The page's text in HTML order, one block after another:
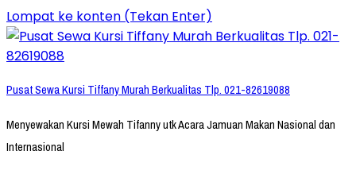
Lompat ke konten (Tekan Enter)
Pusat Sewa Kursi Tiffany Murah Berkualitas Tlp. 021-82619088
Menyewakan Kursi Mewah Tifanny utk Acara Jamuan Makan Nasional dan
Internasional